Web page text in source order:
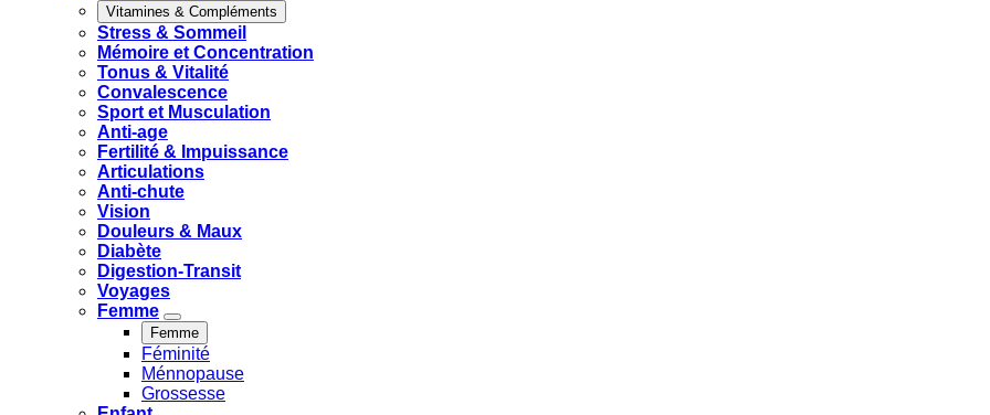
Vitamines & Compléments
Stress & Sommeil
Mémoire et Concentration
Tonus & Vitalité
Convalescence
Sport et Musculation
Anti-age
Fertilité & Impuissance
Articulations
Anti-chute
Vision
Douleurs & Maux
Diabète
Digestion-Transit
Voyages
Femme
Femme
Féminité
Ménnopause
Grossesse